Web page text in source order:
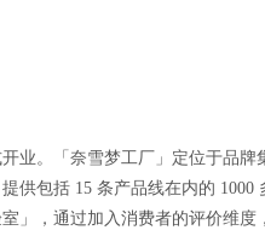
业。「奈雪梦工厂」定位于品
供包括 15 条产品线在内的
」，通过加入消费者的评价维